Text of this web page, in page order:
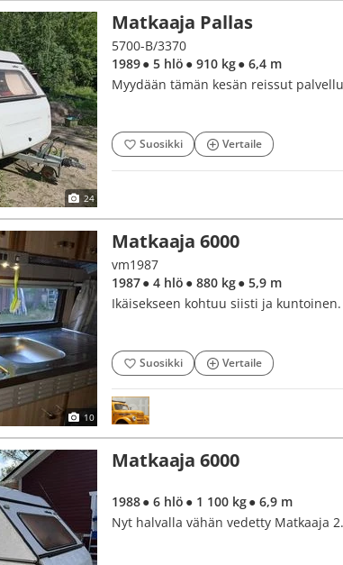
24
Matkaaja Pallas
5700-B/3370
1989● 5 hlö ● 910 kg● 6,4 m
Myydään tämän kesän reissut
Suosikki Vertaile
10
Matkaaja 6000
vm1987
1987● 4 hlö ● 880 kg● 5,9 m
Ikäisekseen kohtuu siisti ja kuntoinen.
Suosikki Vertaile
Matkaaja 6000
1988● 6 hlö ● 1 100 kg● 6,9 m
Nyt halvalla vähän vedetty Matkaaja